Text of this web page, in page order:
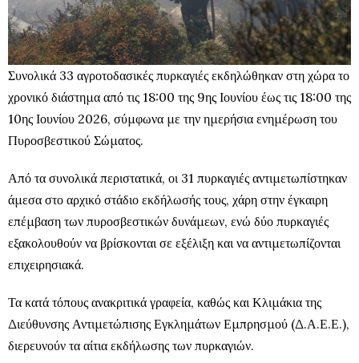
Συνολικά 33 αγροτοδασικές πυρκαγιές εκδηλώθηκαν στη χώρα το
χρονικό διάστημα από τις 18:00 της 9ης Ιουνίου έως τις 18:00 της
10ης Ιουνίου 2026, σύμφωνα με την ημερήσια ενημέρωση του
Πυροσβεστικού Σώματος.
Από τα συνολικά περιστατικά, οι 31 πυρκαγιές αντιμετωπίστηκαν
άμεσα στο αρχικό στάδιο εκδήλωσής τους, χάρη στην έγκαιρη
επέμβαση των πυροσβεστικών δυνάμεων, ενώ δύο πυρκαγιές
εξακολουθούν να βρίσκονται σε εξέλιξη και να αντιμετωπίζονται
επιχειρησιακά.
Τα κατά τόπους ανακριτικά γραφεία, καθώς και Κλιμάκια της
Διεύθυνσης Αντιμετώπισης Εγκλημάτων Εμπρησμού (Δ.Α.Ε.Ε.),
διερευνούν τα αίτια εκδήλωσης των πυρκαγιών.